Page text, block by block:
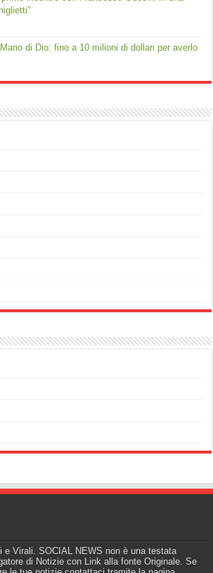
di Dio: fino a 10 milioni di dollari per averlo
e Virali. SOCIAL NEWS non è una testata
di Notizie con Link alla fonte Originale. Se